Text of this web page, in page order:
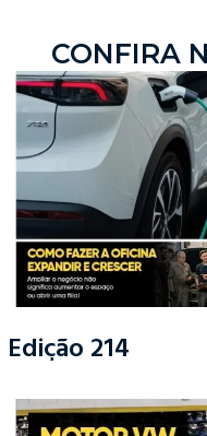
CONFIRA
Edição 214